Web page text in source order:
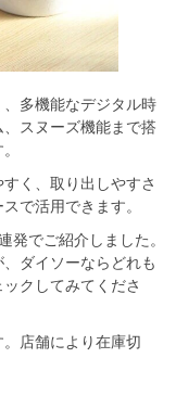
多機能なデジタル時
スヌーズ機能まで搭
く、取り出しやすさ
で活用できます。
発でご紹介しました。
ダイソーならどれも
クしてみてくださ
店舗により在庫切